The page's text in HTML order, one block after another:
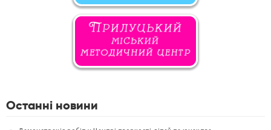
Останні новини